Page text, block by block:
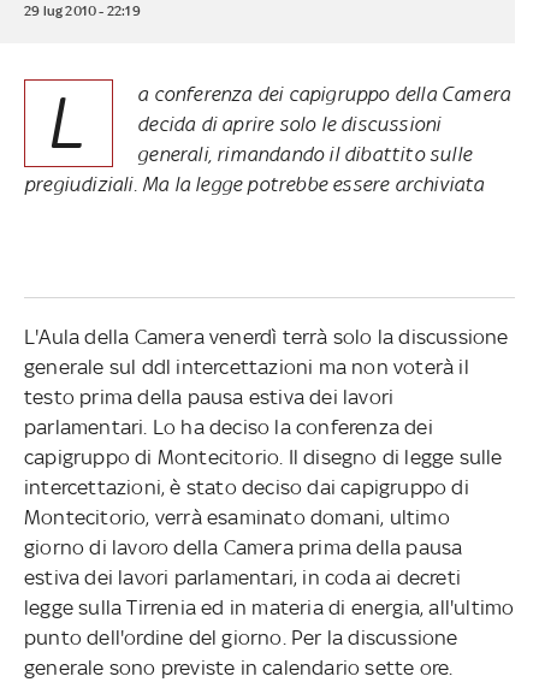
29 lug 2010 - 22:19
L
a conferenza dei capigruppo della Camera
decida di aprire solo le discussioni
generali, rimandando il dibattito sulle
pregiudiziali. Ma la legge potrebbe essere archiviata
L'Aula della Camera venerdì terrà solo la discussione
generale sul ddl intercettazioni ma non voterà il
testo prima della pausa estiva dei lavori
parlamentari. Lo ha deciso la conferenza dei
capigruppo di Montecitorio. Il disegno di legge sulle
intercettazioni, è stato deciso dai capigruppo di
Montecitorio, verrà esaminato domani, ultimo
giorno di lavoro della Camera prima della pausa
estiva dei lavori parlamentari, in coda ai decreti
legge sulla Tirrenia ed in materia di energia, all'ultimo
punto dell'ordine del giorno. Per la discussione
generale sono previste in calendario sette ore.